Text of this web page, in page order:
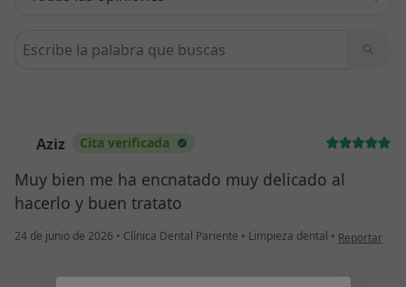
Busca en opiniones
Aziz Cita verificada
Muy bien me ha encnatado muy delicado al
hacerlo y buen tratato
24 de junio de 2026 • Clínica Dental Pariente • Limpieza dental • en opinión
Reportar